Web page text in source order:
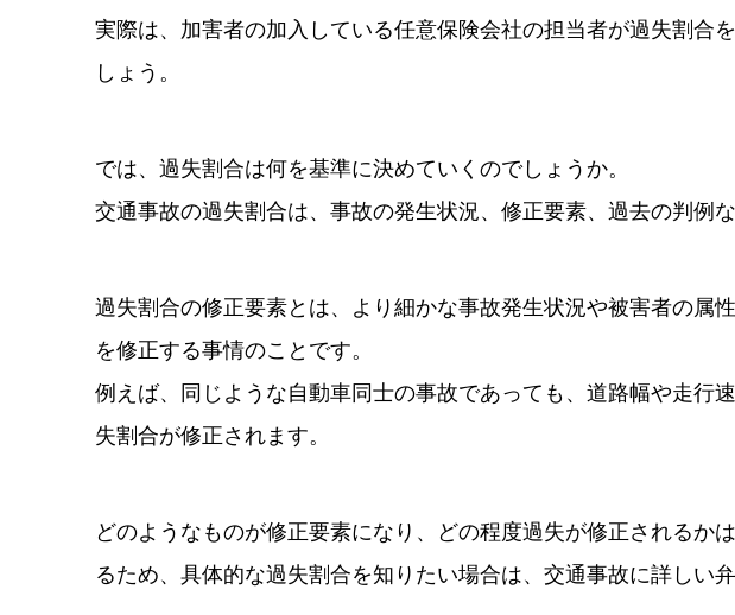
実際は、加害者の加入している任意保険会社の担当者が過失割合
しょう。
では、過失割合は何を基準に決めていくのでしょうか。
交通事故の過失割合は、事故の発生状況、修正要素、過去の判例
過失割合の修正要素とは、より細かな事故発生状況や被害者の属
を修正する事情のことです。
例えば、同じような自動車同士の事故であっても、道路幅や走行
失割合が修正されます。
どのようなものが修正要素になり、どの程度過失が修正されるか
るため、具体的な過失割合を知りたい場合は、交通事故に詳しい